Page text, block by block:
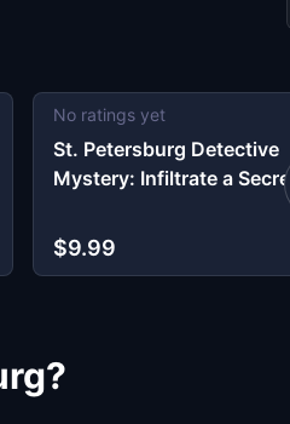
No ratings yet
St. Petersburg Detective
Mystery: Infiltrate a Secret
$9.99